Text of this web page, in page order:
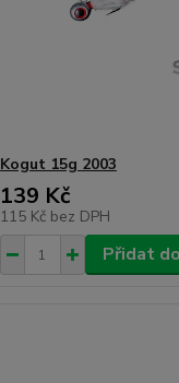
Kogut 15g 2003
139 Kč
115 Kč bez DPH
Přidat